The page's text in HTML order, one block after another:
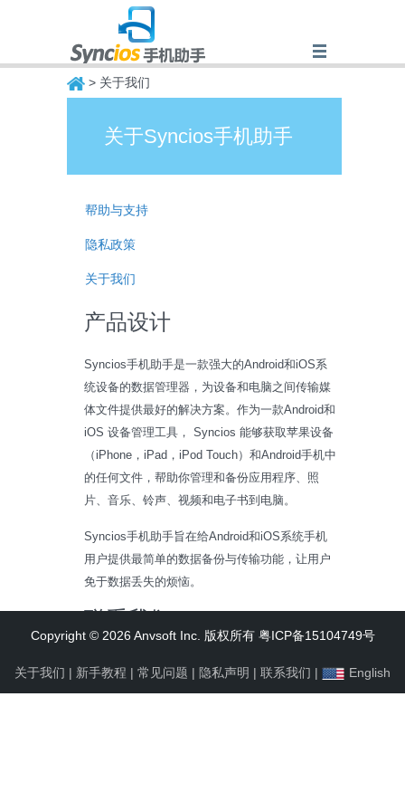
Syncios
> 关于我们
关于Syncios手机助手
帮助与支持
隐私政策
关于我们
产品设计
Syncios手机助手是一款强大的Android和iOS系
统设备的数据管理器，为设备和电脑之间传输媒
体文件提供最好的解决方案。作为一款Android和
iOS 设备管理工具， Syncios 能够获取苹果设备
（iPhone，iPad，iPod Touch）和Android手机中
的任何文件，帮助你管理和备份应用程序、照
片、音乐、铃声、视频和电子书到电脑。
Syncios手机助手旨在给Android和iOS系统手机
用户提供最简单的数据备份与传输功能，让用户
免于数据丢失的烦恼。
联系我们
何关于Syncios的疑问或者建议，请联系我们：
Copyright © 2026 Anvsoft Inc. 版权所有 粤ICP备15104749号
关于我们 | 新手教程 | 常见问题 | 隐私声明 | 联系我们 | English